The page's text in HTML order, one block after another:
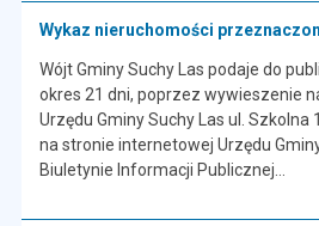
Wykaz nieruchomości
Wójt Gminy Suchy Las podaje do
okres 21 dni, poprzez wywieszenie
Urzędu Gminy Suchy Las ul.
na stronie internetowej Urzędu
Biuletynie Informacji Publicznej…